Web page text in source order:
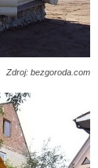
Zdroj: bezgoroda.com